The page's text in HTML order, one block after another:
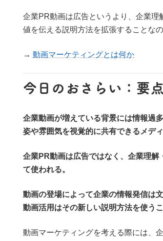
企業PR動画は広告というより、企業
値を伝える説明方法を拡張することなの
→ 動画マーケティングとは何か
今日のおさらい：要
企業動画が増えている背景には情報過
姿や雰囲気を視覚的に共有できるメデ
企業PR動画は広告ではなく、企業理
て使われる。
動画の登場によって企業の情報発信は
動画活用はその新しい説明方法を使う
動画マーケティングを考える際には、